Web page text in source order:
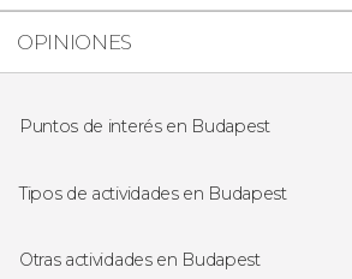
OPINIONES
Puntos de interés en Budapest
Basílica de San Esteban
Castillo de Buda
Tipos de actividades en Budapest
Free tours en Budapest
Otras actividades en Budapest